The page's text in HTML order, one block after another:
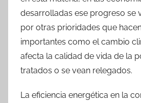
desarrolladas ese progreso se
por otras prioridades que
importantes como el cambio
afecta la calidad de vida de la
tratados o se vean relegados.
La eficiencia energética en la